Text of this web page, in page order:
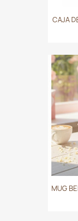
CAJA
MUG